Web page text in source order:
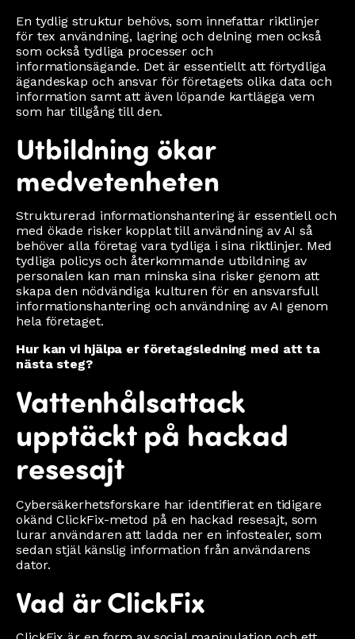
En tydlig struktur behövs, som innefattar riktlinjer
för tex användning, lagring och delning men också
som också tydliga processer och
informationsägande. Det är essentiellt att förtydliga
ägandeskap och ansvar för företagets olika data och
information samt att även löpande kartlägga vem
som har tillgång till den.
Utbildning ökar
medvetenheten
Strukturerad informationshantering är essentiell och
med ökade risker kopplat till användning av AI så
behöver alla företag vara tydliga i sina riktlinjer. Med
tydliga policys och återkommande utbildning av
personalen kan man minska sina risker genom att
skapa den nödvändiga kulturen för en ansvarsfull
informationshantering och användning av AI genom
hela företaget.
Hur kan vi hjälpa er företagsledning med att ta
nästa steg?
Vattenhålsattack
upptäckt på hackad
resesajt
Cybersäkerhetsforskare har identifierat en tidigare
okänd ClickFix-metod på en hackad resesajt, som
lurar användaren att ladda ner en infostealer, som
sedan stjäl känslig information från användarens
dator.
Vad är ClickFix